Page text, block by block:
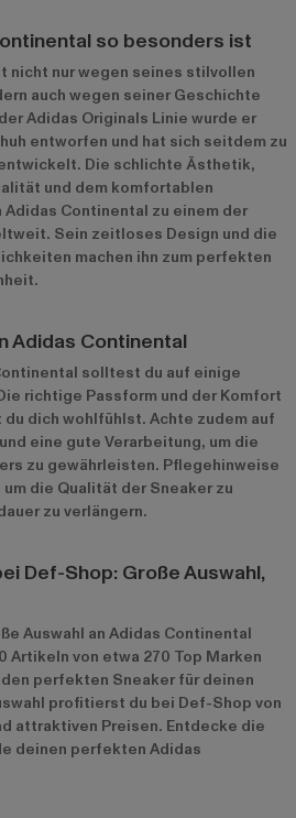
so besonders ist
nicht nur wegen seines stilvollen
auch wegen seiner Geschichte
Adidas Originals Linie wurde er
entworfen und hat sich seitdem zu
Die schlichte Ästhetik,
und dem komfortablen
Continental zu einem der
Sein zeitloses Design und die
machen ihn zum perfekten
Adidas Continental
solltest du auf einige
richtige Passform und der Komfort
dich wohlfühlst. Achte zudem auf
eine gute Verarbeitung, um die
zu gewährleisten. Pflegehinweise
die Qualität der Sneaker zu
zu verlängern.
Def-Shop: Große Auswahl,
Auswahl an Adidas Continental
Artikeln von etwa 270 Top Marken
perfekten Sneaker für deinen
profitierst du bei Def-Shop von
attraktiven Preisen. Entdecke die
deinen perfekten Adidas